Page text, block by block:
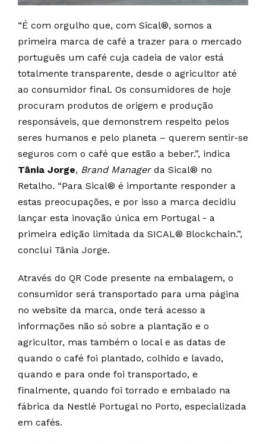
“É com orgulho que, com Sical®, somos a
primeira marca de café a trazer para o mercado
português um café cuja cadeia de valor está
totalmente transparente, desde o agricultor até
ao consumidor final. Os consumidores de hoje
procuram produtos de origem e produção
responsáveis, que demonstrem respeito pelos
seres humanos e pelo planeta – querem sentir-se
seguros com o café que estão a beber.”, indica
Tânia Jorge, Brand Manager da Sical® no
Retalho. “Para Sical® é importante responder a
estas preocupações, e por isso a marca decidiu
lançar esta inovação única em Portugal - a
primeira edição limitada da SICAL® Blockchain.”,
conclui Tânia Jorge.
Através do QR Code presente na embalagem, o
consumidor será transportado para uma página
no website da marca, onde terá acesso a
informações não só sobre a plantação e o
agricultor, mas também o local e as datas de
quando o café foi plantado, colhido e lavado,
quando e para onde foi transportado, e
finalmente, quando foi torrado e embalado na
fábrica da Nestlé Portugal no Porto, especializada
em cafés.